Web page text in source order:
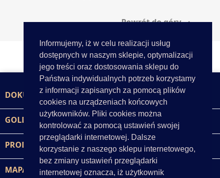
Informujemy, iż w celu realizacji usług
dostępnych w naszym sklepie, optymalizacji
jego treści oraz dostosowania sklepu do
Państwa indywidualnych potrzeb korzystamy
z informacji zapisanych za pomocą plików
cookies na urządzeniach końcowych
użytkowników. Pliki cookies można
kontrolować za pomocą ustawień swojej
przeglądarki internetowej. Dalsze
korzystanie z naszego sklepu internetowego,
bez zmiany ustawień przeglądarki
internetowej oznacza, iż użytkownik
Powrót do góry
DOKUMENTY
GOLD-POL
PRODUKTY
MAPA STRONY